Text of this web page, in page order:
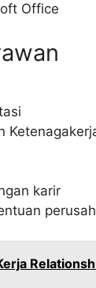
Office
karir